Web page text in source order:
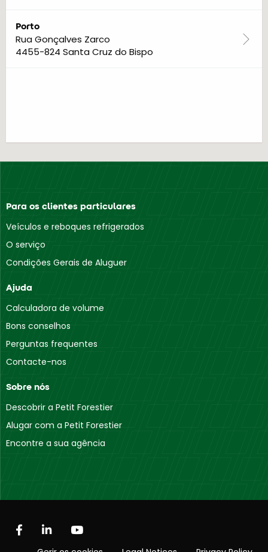
Porto
Rua Gonçalves Zarco
4455-824 Santa Cruz do Bispo
Para os clientes particulares
Veículos e reboques refrigerados
O serviço
Condições Gerais de Aluguer
Ajuda
Calculadora de volume
Bons conselhos
Perguntas frequentes
Contacte-nos
Sobre nós
Descobrir a Petit Forestier
Alugar com a Petit Forestier
Encontre a sua agência